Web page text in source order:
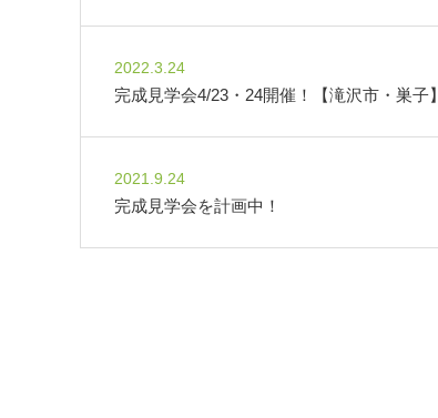
2022.3.24
完成見学会4/23・24開催！【滝沢市・巣子】
2021.9.24
完成見学会を計画中！